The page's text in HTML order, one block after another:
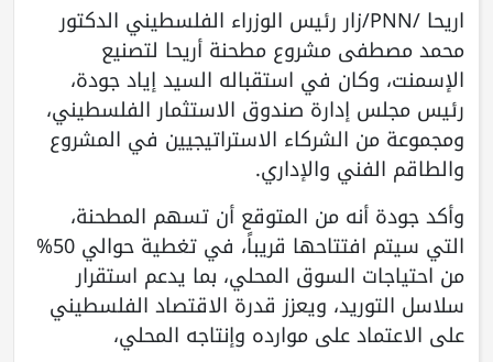
اريحا /PNN/زار رئيس الوزراء الفلسطيني الدكتور
محمد مصطفى مشروع مطحنة أريحا لتصنيع
الإسمنت، وكان في استقباله السيد إياد جودة،
رئيس مجلس إدارة صندوق الاستثمار الفلسطيني،
ومجموعة من الشركاء الاستراتيجيين في المشروع
والطاقم الفني والإداري.
وأكد جودة أنه من المتوقع أن تسهم المطحنة،
التي سيتم افتتاحها قريباً، في تغطية حوالي 50%
من احتياجات السوق المحلي، بما يدعم استقرار
سلاسل التوريد، ويعزز قدرة الاقتصاد الفلسطيني
على الاعتماد على موارده وإنتاجه المحلي،